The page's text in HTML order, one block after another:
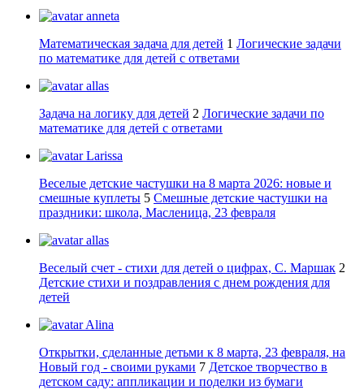
anneta
Математическая задача для детей 1 Логические задачи
по математике для детей с ответами
allas
Задача на логику для детей 2 Логические задачи по
математике для детей с ответами
Larissa
Веселые детские частушки на 8 марта 2026: новые и
смешные куплеты 5 Смешные детские частушки на
праздники: школа, Масленица, 23 февраля
allas
Веселый счет - стихи для детей о цифрах, С. Маршак 2
Детские стихи и поздравления с днем рождения для
детей
Alina
Открытки, сделанные детьми к 8 марта, 23 февраля, на
Новый год - своими руками 7 Детское творчество в
детском саду: аппликации и поделки из бумаги